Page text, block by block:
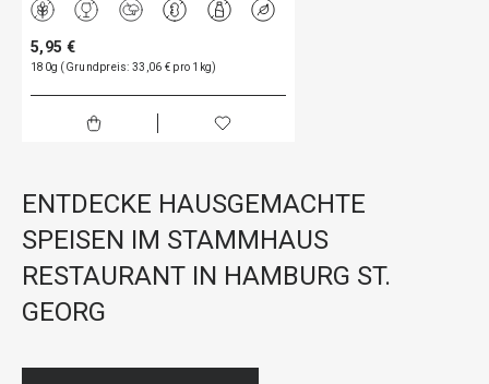
5,95 €
180g (Grundpreis: 33,06 € pro 1kg)
ENTDECKE HAUSGEMACHTE
SPEISEN IM STAMMHAUS
RESTAURANT IN HAMBURG ST.
GEORG